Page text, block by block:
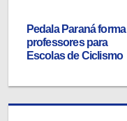
Pedala Paraná forma
professores para
Escolas de Ciclismo